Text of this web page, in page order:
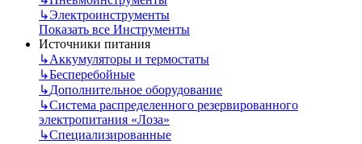
↳Электроинструменты
Показать все Инструменты
Источники питания
↳Аккумуляторы и термостаты
↳Бесперебойные
↳Дополнительное оборудование
↳Система распределенного резервированного
электропитания «Лоза»
↳Специализированные